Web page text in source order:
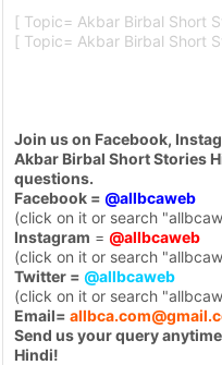
[ Topic= Akbar Birbal Short
[ Topic= Akbar Birbal Short
Join us on Facebook,
Akbar Birbal Short Stories
questions.
Facebook = @allbcaweb
(click on it or search
Instagram = @allbcaweb
(click on it or search
Twitter = @allbcaweb
(click on it or search
Email=
Send us your query
Hindi!